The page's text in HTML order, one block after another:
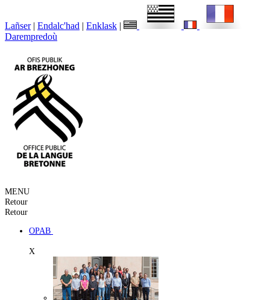
Lañser | Endalc'had | Enklask |
Darempredoù
MENU
Retour
Retour
OPAB
X